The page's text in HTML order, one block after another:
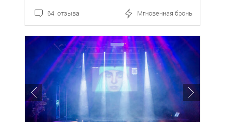
64 отзыва Мгновенная бронь